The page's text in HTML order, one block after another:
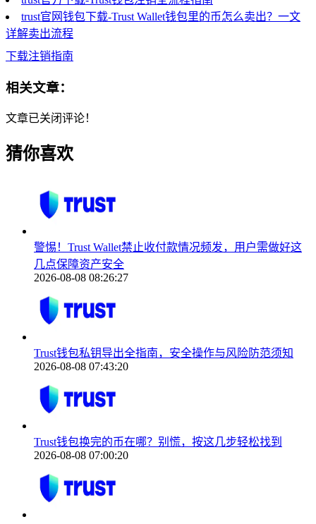
trust官网钱包下载-Trust Wallet钱包里的币怎么卖出？一文
详解卖出流程
下载注销指南
相关文章：
文章已关闭评论！
猜你喜欢
警惕！Trust Wallet禁止收付款情况频发，用户需做好这
几点保障资产安全
2026-08-08 08:26:27
Trust钱包私钥导出全指南，安全操作与风险防范须知
2026-08-08 07:43:20
Trust钱包换完的币在哪？别慌，按这几步轻松找到
2026-08-08 07:00:20